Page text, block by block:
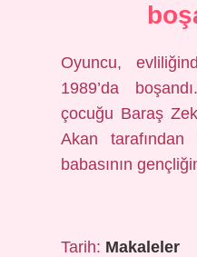
Oyuncu,
1989’da
çocuğu Baraş
Akan tarafından
babasının
Tarih: Makaleler